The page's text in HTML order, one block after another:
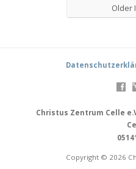
Older
Christus Zentrum Celle
Copyright © 2026